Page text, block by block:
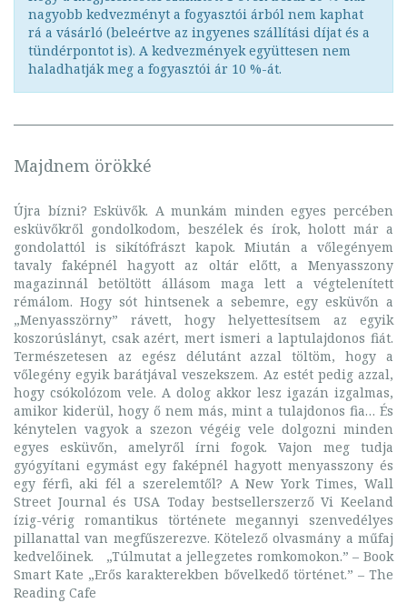
nagyobb kedvezményt a fogyasztói árból nem kaphat
rá a vásárló (beleértve az ingyenes szállítási díjat és a
tündérpontot is). A kedvezmények együttesen nem
haladhatják meg a fogyasztói ár 10 %-át.
Majdnem örökké
Újra bízni? Esküvők. A munkám minden egyes percében
esküvőkről gondolkodom, beszélek és írok, holott már a
gondolattól is sikítófrászt kapok. Miután a vőlegényem
tavaly faképnél hagyott az oltár előtt, a Menyasszony
magazinnál betöltött állásom maga lett a végtelenített
rémálom. Hogy sót hintsenek a sebemre, egy esküvőn a
„Menyasszörny” rávett, hogy helyettesítsem az egyik
koszorúslányt, csak azért, mert ismeri a laptulajdonos fiát.
Természetesen az egész délutánt azzal töltöm, hogy a
vőlegény egyik barátjával veszekszem. Az estét pedig azzal,
hogy csókolózom vele. A dolog akkor lesz igazán izgalmas,
amikor kiderül, hogy ő nem más, mint a tulajdonos fia… És
kénytelen vagyok a szezon végéig vele dolgozni minden
egyes esküvőn, amelyről írni fogok. Vajon meg tudja
gyógyítani egymást egy faképnél hagyott menyasszony és
egy férfi, aki fél a szerelemtől? A New York Times, Wall
Street Journal és USA Today bestsellerszerző Vi Keeland
ízig-vérig romantikus története megannyi szenvedélyes
pillanattal van megfűszerezve. Kötelező olvasmány a műfaj
kedvelőinek. „Túlmutat a jellegzetes romkomokon.” – Book
Smart Kate „Erős karakterekben bővelkedő történet.” – The
Reading Cafe